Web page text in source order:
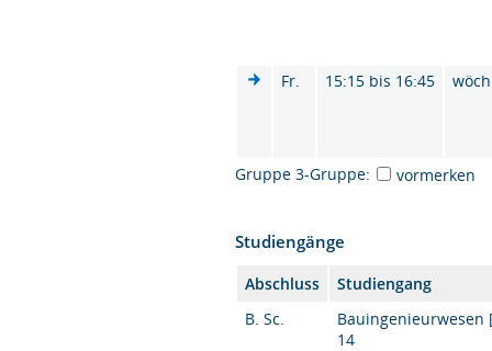
Fr. 15:15 bis 16:45
Gruppe 3-Gruppe: vormerken
Studiengänge
Abschluss
Studiengang
B. Sc.
Bauingenieurwesen
14